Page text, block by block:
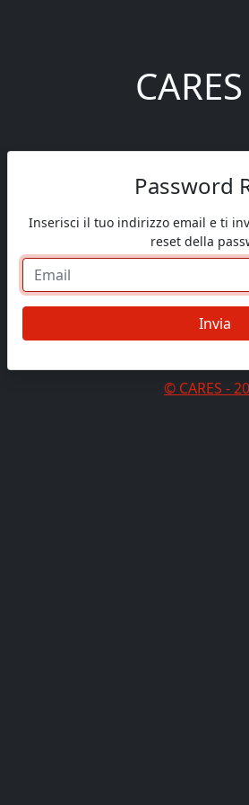
CARES
Password
Inserisci il tuo indirizzo email e ti
reset della
Invia
© CARES -